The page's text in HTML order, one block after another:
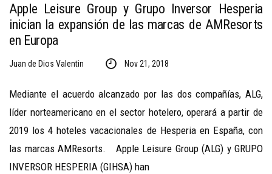
Apple Leisure Group y Grupo Inversor Hesperia
inician la expansión de las marcas de AMResorts
en Europa
Juan de Dios Valentin Nov 21, 2018
Mediante el acuerdo alcanzado por las dos compañías, ALG,
líder norteamericano en el sector hotelero, operará a partir de
2019 los 4 hoteles vacacionales de Hesperia en España, con
las marcas AMResorts. Apple Leisure Group (ALG) y GRUPO
INVERSOR HESPERIA (GIHSA) han